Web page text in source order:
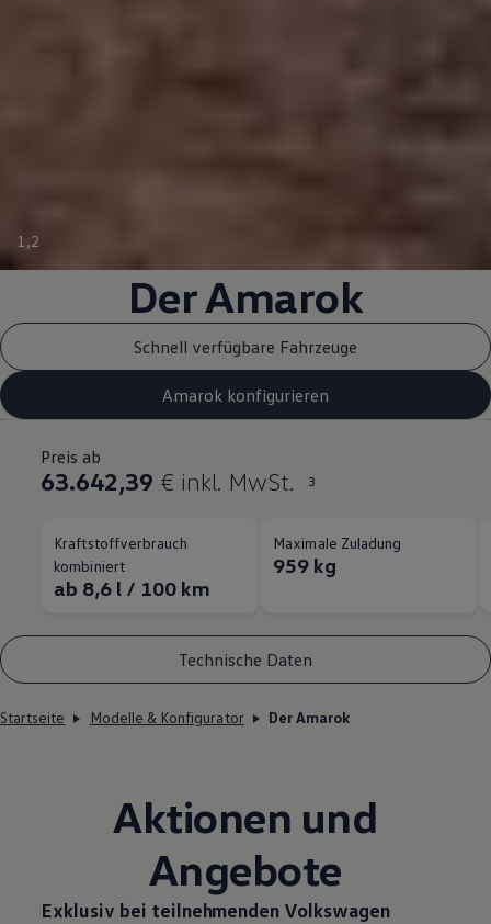
1 ,2
DerAmarok
Schnell verfügbare Fahrzeuge
Amarok konfigurieren
Preis ab
63.642,39 € inkl. MwSt. 3
Kraftstoffverbrauch
kombiniert
ab 8,6 l / 100 km
Maximale Zuladung
959 kg
Technische Daten
Startseite Modelle & Konfigurator Der Amarok
Aktionen und
Angebote
Exklusiv bei teilnehmenden Volkswagen